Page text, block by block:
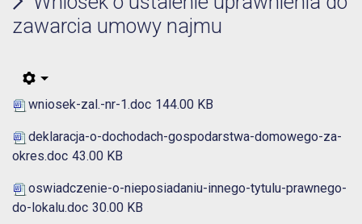
zawarcia umowy najmu
wniosek-zal.-nr-1.doc 144.00 KB
deklaracja-o-dochodach-gospodarstwa-domowego-za-
okres.doc 43.00 KB
oswiadczenie-o-nieposiadaniu-innego-tytulu-prawnego-
do-lokalu.doc 30.00 KB